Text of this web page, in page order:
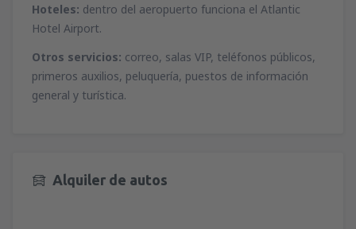
Hoteles: dentro del aeropuerto funciona el Atlantic
Hotel Airport.
Otros servicios: correo, salas VIP, teléfonos públicos,
primeros auxilios, peluquería, puestos de información
general y turística.
Alquiler de autos